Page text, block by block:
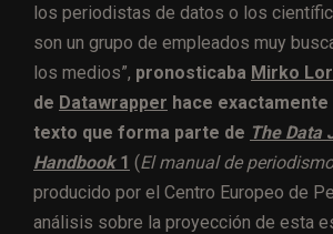
los periodistas de datos o los
son un grupo de empleados muy
los medios”, pronosticaba Mirko
de Datawrapper hace exactamente
texto que forma parte de The Data
Handbook1 (El manual de
producido por el Centro Europeo de
análisis sobre la proyección de esta